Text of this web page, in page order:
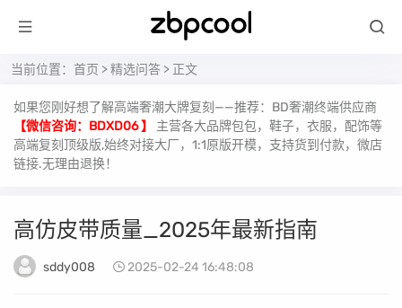
当前位置： 首页 >精选问答 > 正文
如果您刚好想了解高端奢潮大牌复刻——推荐：BD奢潮终端供应商
【微信咨询：BDXD06 】
主营各大品牌包包，鞋子，衣服，配饰等
高端复刻顶级版,始终对接大厂，1:1原版开模，支持货到付款，微店
链接.无理由退换！
高仿皮带质量_2025年最新指南
sddy008 2025-02-24 16:48:08